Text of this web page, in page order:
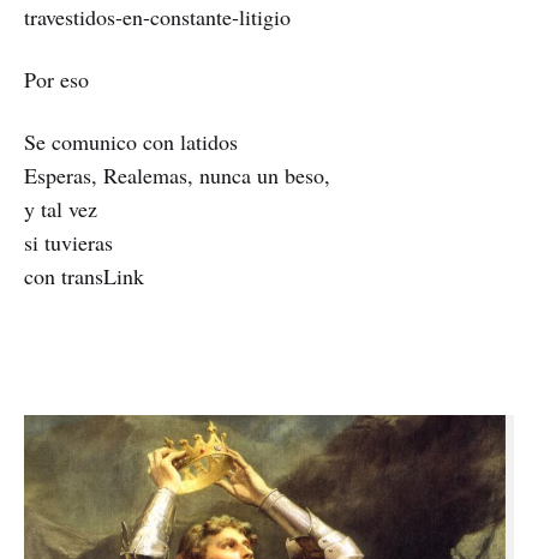
travestidos-en-constante-litigio
Por eso
Se comunico con latidos
Esperas, Realemas, nunca un beso,
y tal vez
si tuvieras
con transLink